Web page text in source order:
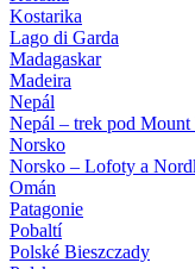
Kostarika
Lago di Garda
Madagaskar
Madeira
Nepál
Nepál – trek pod Mount
Norsko
Norsko – Lofoty a
Omán
Patagonie
Pobaltí
Polské Bieszczady